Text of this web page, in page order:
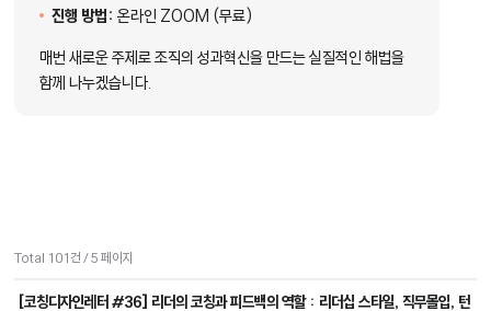
진행 방법: 온라인 ZOOM (무료)
매번 새로운 주제로 조직의 성과혁신을 만드는 실질적인 해법을
함께 나누겠습니다.
Total 101건 /5 페이지
[코칭디자인레터 #36] 리더의 코칭과 피드백의 역할 : 리더십 스타일, 직무몰입, 턴